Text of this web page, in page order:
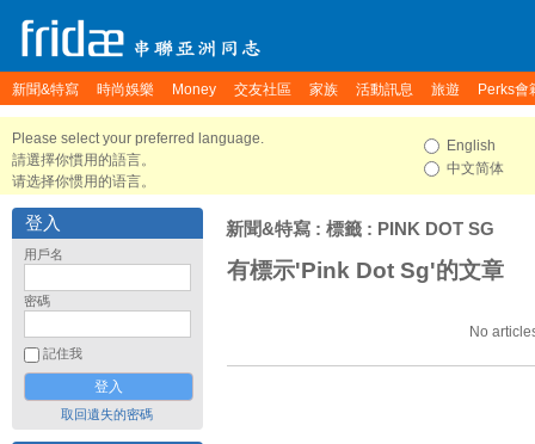
新聞&特寫 時尚娛樂 Money 交友社區 家族 活動訊息 旅遊 Perks會
Please select your preferred language.
請選擇你慣用的語言。
请选择你惯用的语言。
English
中文简体
登入
用戶名
密碼
記住我
取回遺失的密碼
新聞&特寫 : 標籤 : PINK DOT SG
有標示'Pink Dot Sg'的文章
No